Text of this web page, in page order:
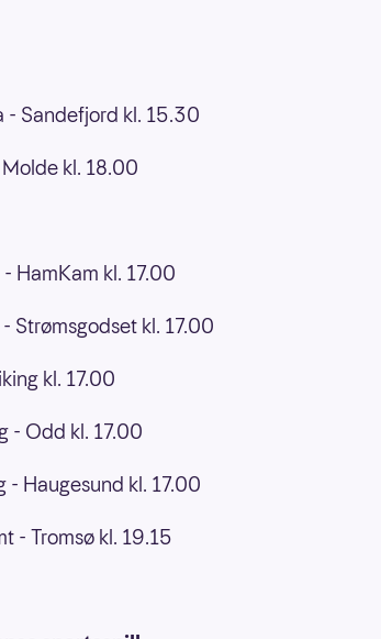
- Sandefjord kl. 15.30
kl. 18.00
HamKam kl. 17.00
Strømsgodset kl. 17.00
kl. 17.00
- Odd kl. 17.00
- Haugesund kl. 17.00
- Tromsø kl. 19.15